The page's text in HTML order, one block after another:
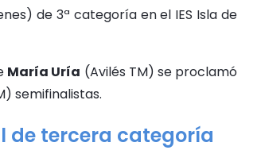
de 3ª categoría en el IES Isla de
María Uría (Avilés TM) se proclamó
semifinalistas.
de tercera categoría